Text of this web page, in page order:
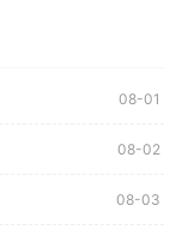
08-01
08-02
08-03